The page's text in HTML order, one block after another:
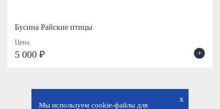
Бусина Райские птицы
Цена
5 000 ₽ +
x
Мы используем cookie-файлы для